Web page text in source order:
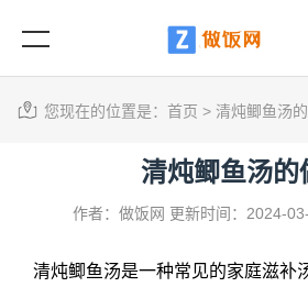
您现在的位置是： 首页 > 清炖鲫鱼汤
清炖鲫鱼汤的
作者：做饭网 更新时间：2024-
清炖鲫鱼汤是一种常见的家庭滋补